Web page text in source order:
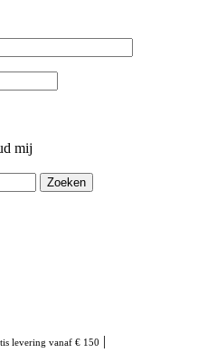
mij
Zoeken
levering vanaf € 150 |